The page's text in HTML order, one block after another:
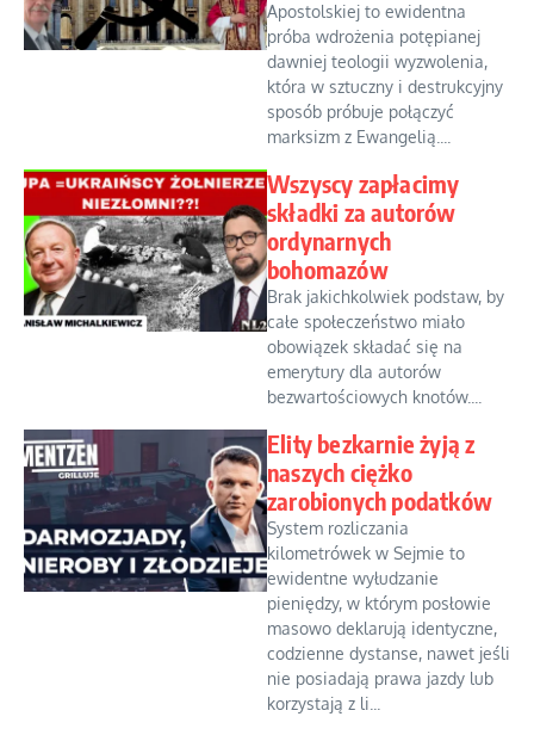
Apostolskiej to ewidentna
próba wdrożenia potępianej
dawniej teologii wyzwolenia,
która w sztuczny i destrukcyjny
sposób próbuje połączyć
marksizm z Ewangelią....
Wszyscy zapłacimy
składki za autorów
ordynarnych
bohomazów
Brak jakichkolwiek podstaw, by
całe społeczeństwo miało
obowiązek składać się na
emerytury dla autorów
bezwartościowych knotów....
Elity bezkarnie żyją z
naszych ciężko
zarobionych podatków
System rozliczania
kilometrówek w Sejmie to
ewidentne wyłudzanie
pieniędzy, w którym posłowie
masowo deklarują identyczne,
codzienne dystanse, nawet jeśli
nie posiadają prawa jazdy lub
korzystają z li...